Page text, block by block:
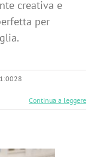
creativa e
per
28
Continua a leggere